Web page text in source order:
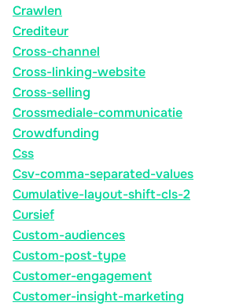
Crawlen
Crediteur
Cross-channel
Cross-linking-website
Cross-selling
Crossmediale-communicatie
Crowdfunding
Css
Csv-comma-separated-values
Cumulative-layout-shift-cls-2
Cursief
Custom-audiences
Custom-post-type
Customer-engagement
Customer-insight-marketing